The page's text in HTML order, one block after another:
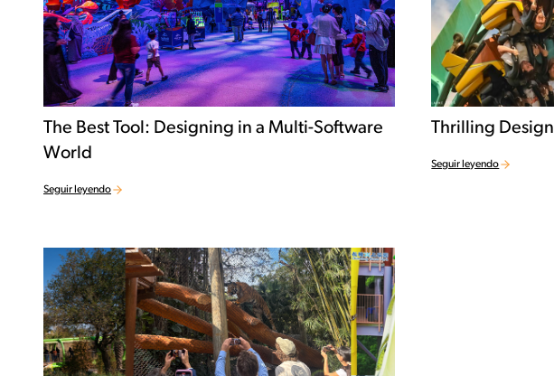
The Best Tool: Designing in a Multi-Software
World
Seguir leyendo
Thrilling Design
Seguir leyendo